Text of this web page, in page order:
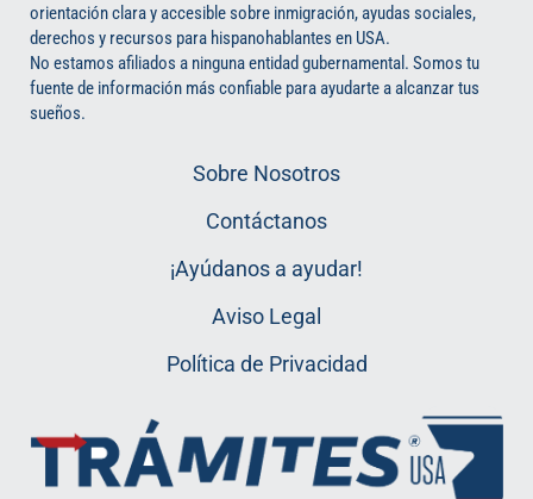
orientación clara y accesible sobre inmigración, ayudas sociales,
derechos y recursos para hispanohablantes en USA.
No estamos afiliados a ninguna entidad gubernamental. Somos tu
fuente de información más confiable para ayudarte a alcanzar tus
sueños.
Sobre Nosotros
Contáctanos
¡Ayúdanos a ayudar!
Aviso Legal
Política de Privacidad